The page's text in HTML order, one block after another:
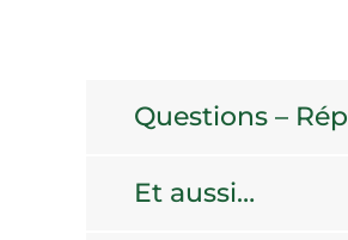
Questions –
Et aussi…